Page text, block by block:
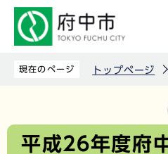
先
現在のページ トップページ
文
平成26年度府